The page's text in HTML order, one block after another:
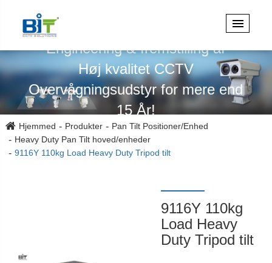
Engineering & fremstilling af
Høj kvalitet CCTV
Overvågningsudstyr for mere end
15 År!
Hjemmed Produkter
Pan Tilt Positioner/Enhed
Heavy Duty Pan Tilt hoved/enheder
9116Y 110kg Load Heavy Duty Tripod tilt
9116Y 110kg
Load Heavy
Duty Tripod tilt